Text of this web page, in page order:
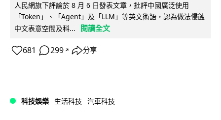
人民網旗下評論於 8 月 6 日發表文章，批評中國廣泛使用
「Token」、「Agent」及「LLM」等英文術語，認為做法侵蝕
中文表意空間及科...
閱讀全文
681 299 ↗ 分享
科技娛樂 生活科技 汽車科技